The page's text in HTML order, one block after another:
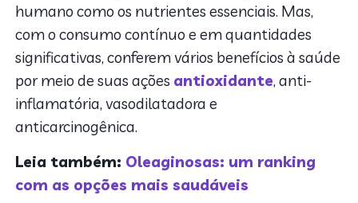
humano como os nutrientes essenciais. Mas,
com o consumo contínuo e em quantidades
significativas, conferem vários benefícios à saúde
por meio de suas ações antioxidante, anti-
inflamatória, vasodilatadora e
anticarcinogênica.
Leia também: Oleaginosas: um ranking
com as opções mais saudáveis